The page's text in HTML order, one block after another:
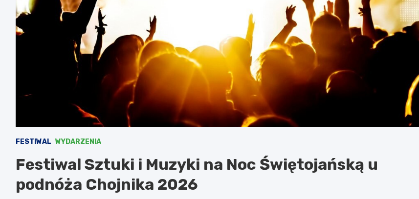
FESTIWAL WYDARZENIA
Festiwal Sztuki i Muzyki na Noc Świętojańską u
podnóża Chojnika 2026